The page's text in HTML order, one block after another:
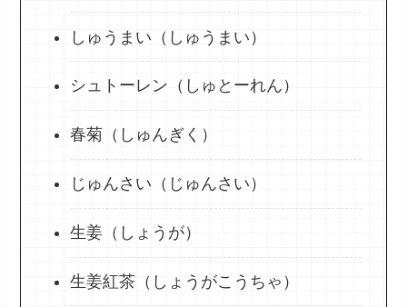
しゅうまい（しゅうまい）
シュトーレン（しゅとーれん）
春菊（しゅんぎく）
じゅんさい（じゅんさい）
生姜（しょうが）
生姜紅茶（しょうがこうちゃ）